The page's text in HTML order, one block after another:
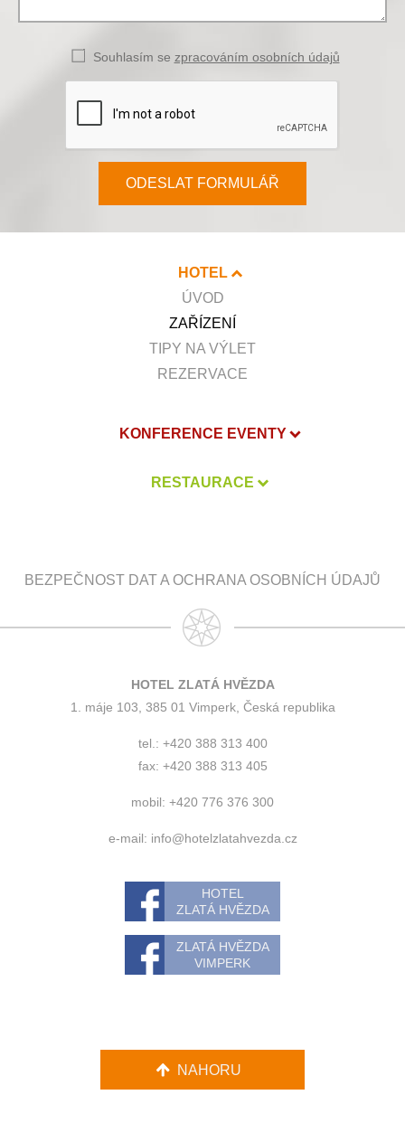
Souhlasím se zpracováním osobních údajů
ODESLAT FORMULÁŘ
HOTEL
ÚVOD
ZAŘÍZENÍ
TIPY NA VÝLET
REZERVACE
KONFERENCE EVENTY
RESTAURACE
BEZPEČNOST DAT A OCHRANA OSOBNÍCH ÚDAJŮ
HOTEL ZLATÁ HVĚZDA
1. máje 103, 385 01 Vimperk, Česká republika
tel.: +420 388 313 400
fax: +420 388 313 405
mobil: +420 776 376 300
e-mail: info@hotelzlatahvezda.cz
HOTEL
ZLATÁ HVĚZDA
ZLATÁ HVĚZDA
VIMPERK
NAHORU